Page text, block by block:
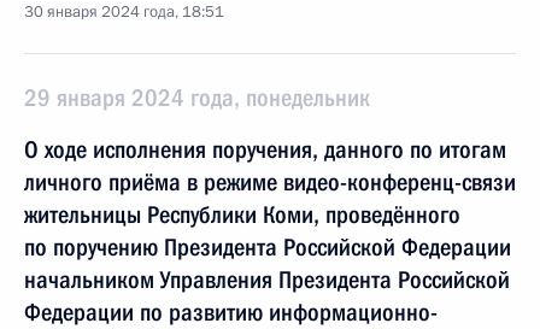
30 января 2024 года, 18:51
29 января 2024 года, понедельник
О ходе исполнения поручения, данного по итогам
личного приёма в режиме видео-конференц-связи
жительницы Республики Коми, проведённого
по поручению Президента Российской Федерации
начальником Управления Президента Российской
Федерации по развитию информационно-